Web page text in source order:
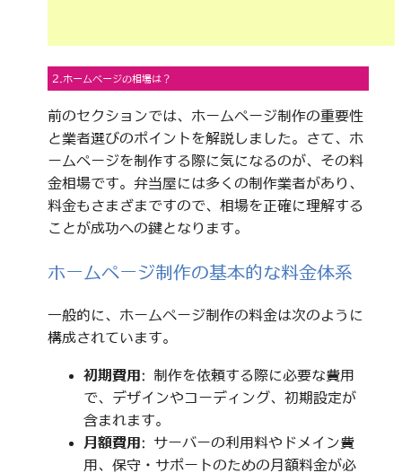
2.ホームページの相場は？
前のセクションでは、ホームページ制作の重要性
と業者選びのポイントを解説しました。さて、ホ
ームページを制作する際に気になるのが、その料
金相場です。弁当屋には多くの制作業者があり、
料金もさまざまですので、相場を正確に理解する
ことが成功への鍵となります。
ホームページ制作の基本的な料金体系
一般的に、ホームページ制作の料金は次のように
構成されています。
初期費用: 制作を依頼する際に必要な費用
で、デザインやコーディング、初期設定が
含まれます。
月額費用: サーバーの利用料やドメイン費
用、保守・サポートのための月額料金が必